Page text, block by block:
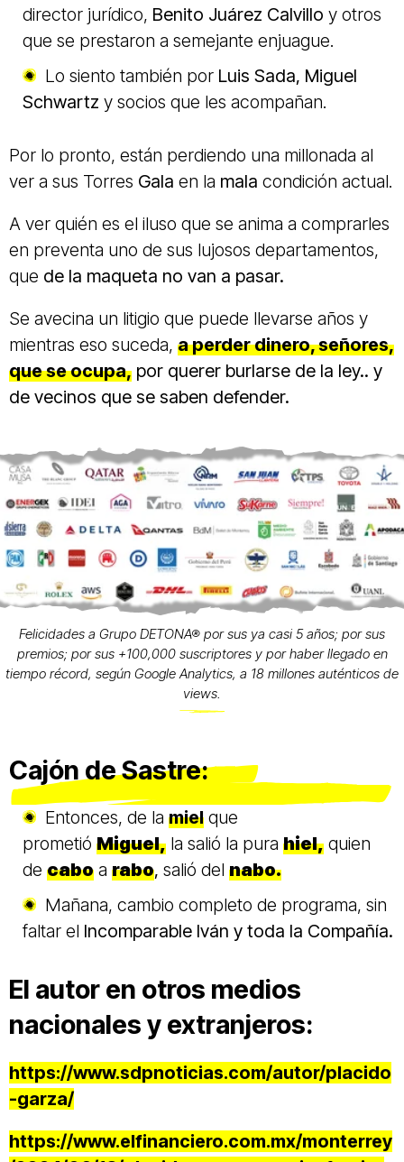
director jurídico, Benito Juárez Calvillo y otros
que se prestaron a semejante enjuague.
Lo siento también por Luis Sada, Miguel
Schwartz y socios que les acompañan.
Por lo pronto, están perdiendo una millonada al
ver a sus Torres Gala en la mala condición actual.
A ver quién es el iluso que se anima a comprarles
en preventa uno de sus lujosos departamentos,
que de la maqueta no van a pasar.
Se avecina un litigio que puede llevarse años y
mientras eso suceda, a perder dinero, señores,
que se ocupa, por querer burlarse de la ley.. y
de vecinos que se saben defender.
Felicidades a Grupo DETONA® por sus ya casi 5 años; por sus
premios; por sus +100,000 suscriptores y por haber llegado en
tiempo récord, según Google Analytics, a 18 millones auténticos de
views.
Cajón de Sastre:
Entonces, de la miel que
prometió Miguel, la salió la pura hiel, quien
de cabo a rabo, salió del nabo.
Mañana, cambio completo de programa, sin
faltar el Incomparable Iván y toda la Compañía.
El autor en otros medios
nacionales y extranjeros:
https://www.sdpnoticias.com/autor/placido
-garza/
https://www.elfinanciero.com.mx/monterrey